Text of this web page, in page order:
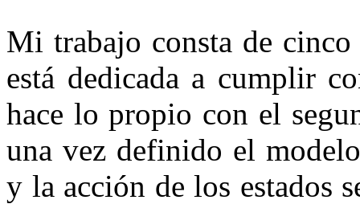
Mi trabajo consta de
está dedicada a cumplir
hace lo propio con el
una vez definido el
y la acción de los estados